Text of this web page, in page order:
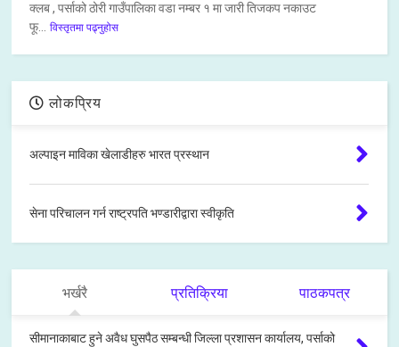
क्लब , पर्साको ठोरी गाउँपालिका वडा नम्बर १ मा जारी तिजकप नकाउट
फू... विस्तृतमा पढ्नुहोस
लोकप्रिय
अल्पाइन माविका खेलाडीहरु भारत प्रस्थान
सेना परिचालन गर्न राष्ट्रपति भण्डारीद्वारा स्वीकृति
भर्खरै प्रतिक्रिया पाठकपत्र
सीमानाकाबाट हुने अवैध घुसपैठ सम्बन्धी जिल्ला प्रशासन कार्यालय, पर्साको